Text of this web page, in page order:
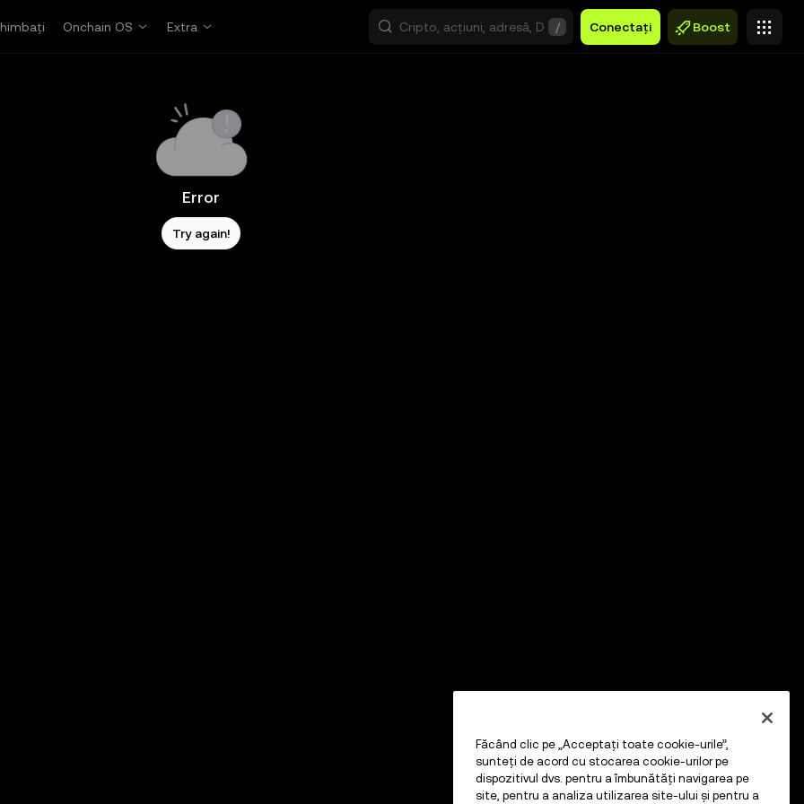
Onchain OS Extra / Conectați Boost
Error
Try again!
Făcând clic pe „Acceptați toate cookie-urile”,
sunteți de acord cu stocarea cookie-urilor pe
dispozitivul dvs. pentru a îmbunătăți navigarea pe
site, pentru a analiza utilizarea site-ului și pentru a